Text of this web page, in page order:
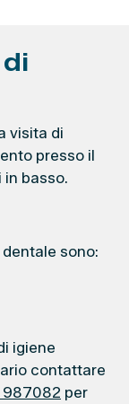
visita di
presso il
basso.
sono:
igiene
contattare
987082 per